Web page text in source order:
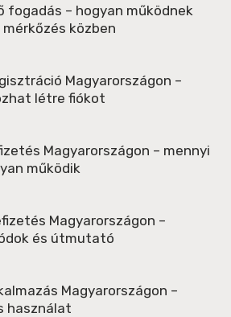
fogadás – hogyan működnek
közben
Magyarországon –
létre fiókot
Magyarországon – mennyi
működik
Magyarországon –
és útmutató
Magyarországon –
használat